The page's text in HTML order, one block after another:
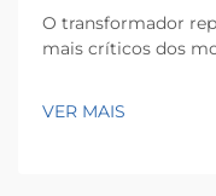
O transformador
mais críticos dos
longo de extensas
VER MAIS